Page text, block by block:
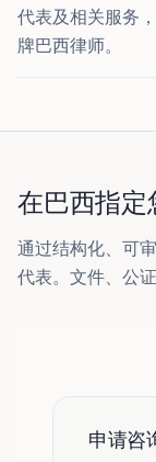
代表及相关服务
牌巴西律师。
在巴西指
通过结构化、可
代表。文件、公
申请咨